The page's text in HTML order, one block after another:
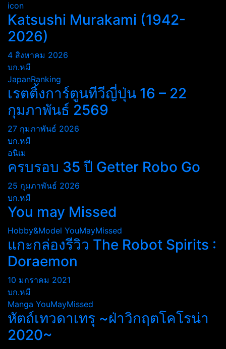
icon
Katsushi Murakami (1942-
2026)
4 สิงหาคม 2026
บก.หมี
JapanRanking
เรตติ้งการ์ตูนทีวีญี่ปุ่น 16 – 22
กุมภาพันธ์ 2569
27 กุมภาพันธ์ 2026
บก.หมี
อนิเม
ครบรอบ 35 ปี Getter Robo Go
25 กุมภาพันธ์ 2026
บก.หมี
You may Missed
Hobby&Model YouMayMissed
แกะกล่องรีวิว The Robot Spirits :
Doraemon
10 มกราคม 2021
บก.หมี
Manga YouMayMissed
หัตถ์เทวดาเทรุ ~ฝ่าวิกฤตโคโรน่า
2020~